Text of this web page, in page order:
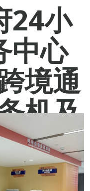
24小
中心
境通
机及
助登